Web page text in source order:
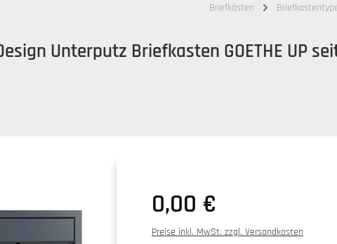
Briefkästen
Unterputz Briefkasten GOETHE UP
0,00 €
Preise inkl. MwSt. zzgl. Versandkosten